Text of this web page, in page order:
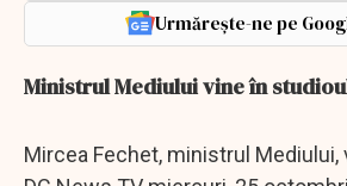
Urmărește-ne pe
Ministrul Mediului vine în
Mircea Fechet, ministrul Mediului,